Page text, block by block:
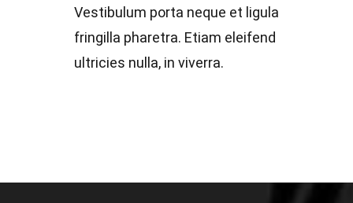
Vestibulum porta neque et ligula
fringilla pharetra. Etiam eleifend
ultricies nulla, in viverra.